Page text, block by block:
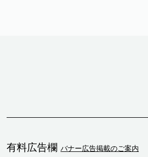
有料広告欄 バナー広告掲載のご案内